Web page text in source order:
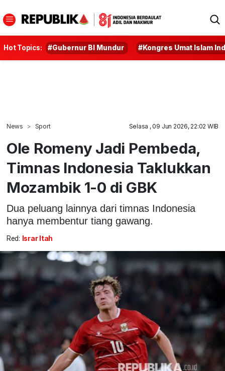
Hot Topics: #Gubernur BI Mundur #Kongres Umat Islam
News Sport Selasa , 09 Jun 2026, 22:02 WIB
Ole Romeny Jadi Pembeda,
Timnas Indonesia Taklukkan
Mozambik 1-0 di GBK
Dua peluang lainnya dari timnas Indonesia
hanya membentur tiang gawang.
Red: Israr Itah